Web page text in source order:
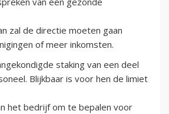
zal de directie moeten gaan
of meer inkomsten.
staking van een deel
Blijkbaar is voor hen de limiet
het bedrijf om te bepalen voor